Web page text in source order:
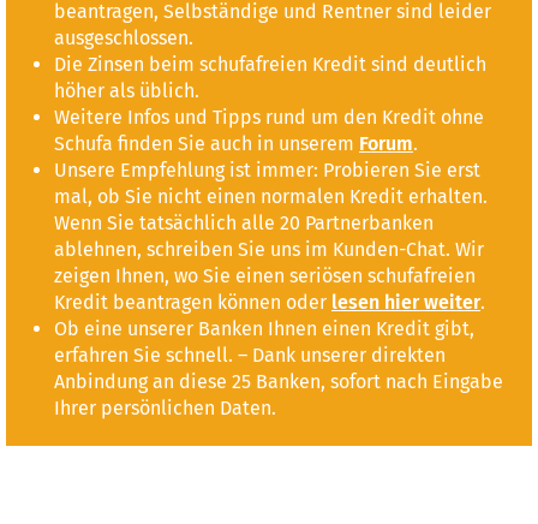
beantragen, Selbständige und Rentner sind leider
ausgeschlossen.
Die Zinsen beim schufafreien Kredit sind deutlich
höher als üblich.
Weitere Infos und Tipps rund um den Kredit ohne
Schufa finden Sie auch in unserem Forum.
Unsere Empfehlung ist immer: Probieren Sie erst
mal, ob Sie nicht einen normalen Kredit erhalten.
Wenn Sie tatsächlich alle 20 Partnerbanken
ablehnen, schreiben Sie uns im Kunden-Chat. Wir
zeigen Ihnen, wo Sie einen seriösen schufafreien
Kredit beantragen können oder lesen hier weiter.
Ob eine unserer Banken Ihnen einen Kredit gibt,
erfahren Sie schnell. – Dank unserer direkten
Anbindung an diese 25 Banken, sofort nach Eingabe
Ihrer persönlichen Daten.